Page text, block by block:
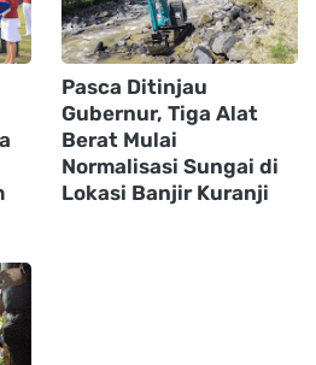
Pasca Ditinjau
Gubernur, Tiga Alat
Berat Mulai
Normalisasi Sungai di
Lokasi Banjir Kuranji